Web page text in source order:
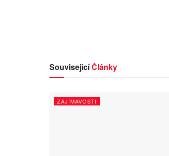
SouvisejícíČlánky
ZAJÍMAVOSTI